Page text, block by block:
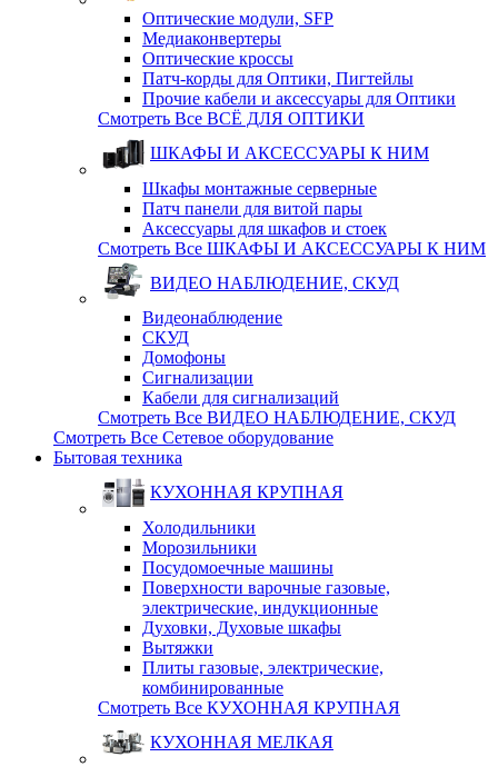
Оптические модули, SFP
Медиаконвертеры
Оптические кросcы
Патч-корды для Оптики, Пигтейлы
Прочие кабели и аксессуары для Оптики
Смотреть Все ВСЁ ДЛЯ ОПТИКИ
ШКАФЫ И АКСЕССУАРЫ К НИМ
Шкафы монтажные серверные
Патч панели для витой пары
Аксессуары для шкафов и стоек
Смотреть Все ШКАФЫ И АКСЕССУАРЫ К НИМ
ВИДЕО НАБЛЮДЕНИЕ, СКУД
Видеонаблюдение
СКУД
Домофоны
Сигнализации
Кабели для сигнализаций
Смотреть Все ВИДЕО НАБЛЮДЕНИЕ, СКУД
Смотреть Все Сетевое оборудование
Бытовая техника
КУХОННАЯ КРУПНАЯ
Холодильники
Морозильники
Посудомоечные машины
Поверхности варочные газовые,
электрические, индукционные
Духовки, Духовые шкафы
Вытяжки
Плиты газовые, электрические,
комбинированные
Смотреть Все КУХОННАЯ КРУПНАЯ
КУХОННАЯ МЕЛКАЯ